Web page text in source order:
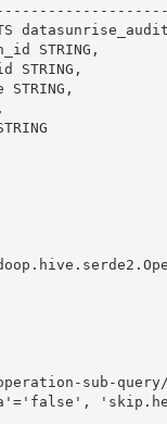
STRING,
STRING,
STRING,
sub-